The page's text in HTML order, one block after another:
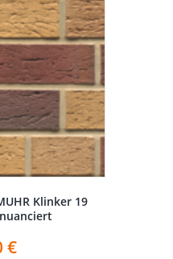
Klinker 19
€